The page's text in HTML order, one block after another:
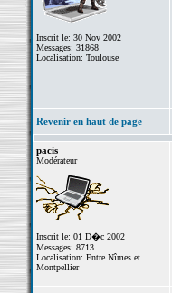
Inscrit le: 30 Nov 2002
Messages: 31868
Localisation: Toulouse
Revenir en haut de page
pacis
Modérateur
Inscrit le: 01 D�c 2002
Messages: 8713
Localisation: Entre Nîmes et
Montpellier